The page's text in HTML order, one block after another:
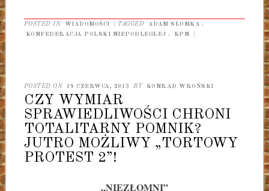
POSTED IN WIADOMOŚCI TAGGED ADAM SŁOMKA ,
KONFEDERACJA POLSKI NIEPODLEGŁEJ , KPN
POSTED ON 19 CZERWCA, 2013 BY KONRAD WROŃSKI
CZY WYMIAR
SPRAWIEDLIWOŚCI CHRONI
TOTALITARNY POMNIK?
JUTRO MOŻLIWY „TORTOWY
PROTEST 2”!
„NIEZŁOMNI”